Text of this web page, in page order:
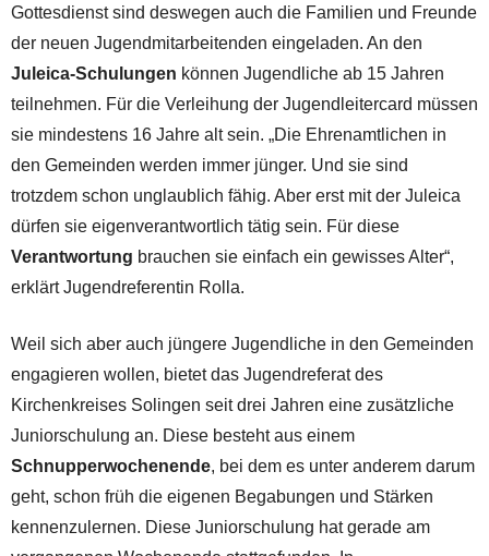
Gottesdienst sind deswegen auch die Familien und Freunde
der neuen Jugendmitarbeitenden eingeladen. An den
Juleica-Schulungen können Jugendliche ab 15 Jahren
teilnehmen. Für die Verleihung der Jugendleitercard müssen
sie mindestens 16 Jahre alt sein. „Die Ehrenamtlichen in
den Gemeinden werden immer jünger. Und sie sind
trotzdem schon unglaublich fähig. Aber erst mit der Juleica
dürfen sie eigenverantwortlich tätig sein. Für diese
Verantwortung brauchen sie einfach ein gewisses Alter“,
erklärt Jugendreferentin Rolla.
Weil sich aber auch jüngere Jugendliche in den Gemeinden
engagieren wollen, bietet das Jugendreferat des
Kirchenkreises Solingen seit drei Jahren eine zusätzliche
Juniorschulung an. Diese besteht aus einem
Schnupperwochenende, bei dem es unter anderem darum
geht, schon früh die eigenen Begabungen und Stärken
kennenzulernen. Diese Juniorschulung hat gerade am